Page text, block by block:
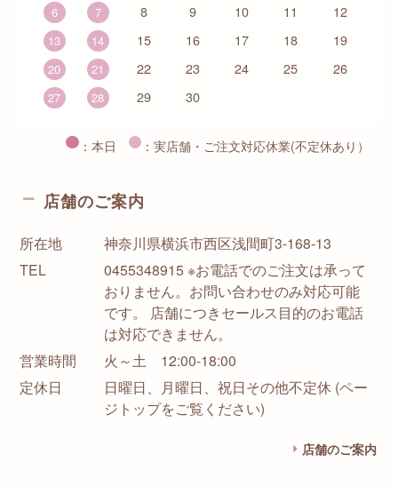
6 7 8 9 10 11 12
13 14 15 16 17 18 19
20 21 22 23 24 25 26
27 28 29 30
：本日 ：実店舗・ご注文対応休業(不定休あり）
店舗のご案内
所在地
神奈川県横浜市西区浅間町3-168-13
TEL
0455348915 ※お電話でのご注文は承って
おりません。お問い合わせのみ対応可能
です。 店舗につきセールス目的のお電話
は対応できません。
営業時間
火～土 12:00-18:00
定休日
日曜日、月曜日、祝日その他不定休 (ペー
ジトップをご覧ください)
店舗のご案内